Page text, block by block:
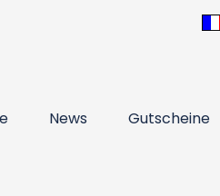
News Gutscheine